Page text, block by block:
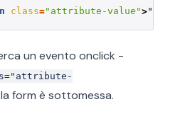
class="attribute-value">"text"
un evento onclick -
form è sottomessa.